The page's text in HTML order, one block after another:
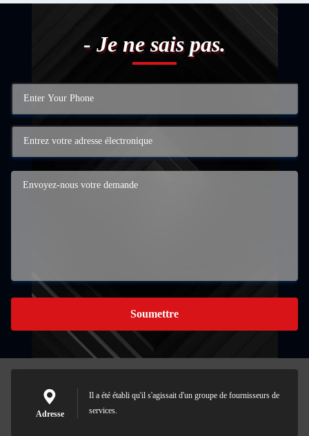
- Je ne sais pas.
Soumettre
Adresse
Il a été établi qu'il s'agissait d'un groupe de fournisseurs de
services.